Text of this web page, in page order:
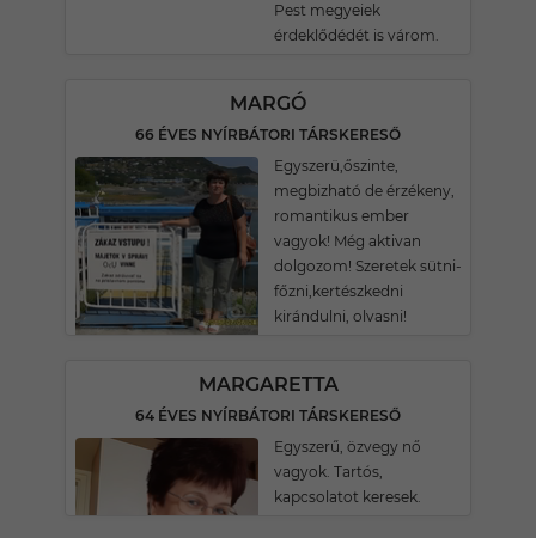
Pest megyeiek
érdeklődédét is várom.
MARGÓ
66 ÉVES NYÍRBÁTORI TÁRSKERESŐ
Egyszerü,őszinte,
megbizható de érzékeny,
romantikus ember
vagyok! Még aktivan
dolgozom! Szeretek sütni-
főzni,kertészkedni
kirándulni, olvasni!
MARGARETTA
64 ÉVES NYÍRBÁTORI TÁRSKERESŐ
Egyszerű, özvegy nő
vagyok. Tartós,
kapcsolatot keresek.